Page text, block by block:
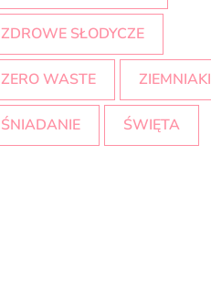
ZDROWE SŁODYCZE
ZERO WASTE ZIEMNIAKI
ŚNIADANIE ŚWIĘTA